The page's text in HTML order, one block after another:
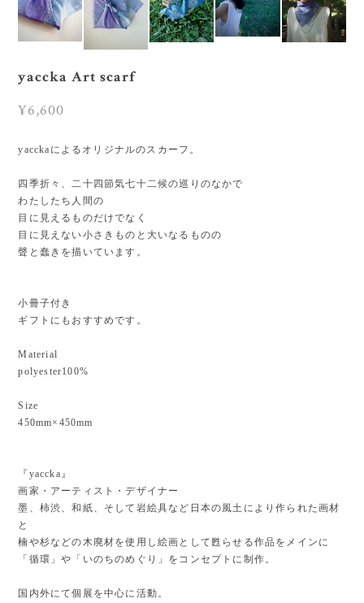
yaccka Art scarf
¥6,600
yacckaによるオリジナルのスカーフ。
四季折々、二十四節気七十二候の巡りのなかで
わたしたち人間の
目に見えるものだけでなく
目に見えない小さきものと大いなるものの
聲と蠢きを描いています。
小冊子付き
ギフトにもおすすめです。
Material
polyester100%
Size
450mm×450mm
『yaccka』
画家・アーティスト・デザイナー
墨、柿渋、和紙、そして岩絵具など日本の風土により作られた画材
と
楠や杉などの木廃材を使用し絵画として甦らせる作品をメインに
「循環」や「いのちのめぐり」をコンセプトに制作。
国内外にて個展を中心に活動。